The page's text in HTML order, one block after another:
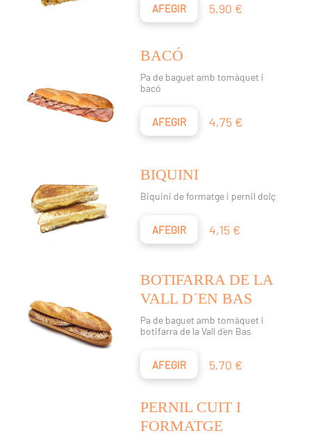
AFEGIR Preu
5,90 €
BACÓ
Pa de baguet amb tomàquet i
bacó
AFEGIR Preu
4,75 €
BIQUINI
Biquini de formatge i pernil dolç
AFEGIR Preu
4,15 €
BOTIFARRA DE LA
VALL D´EN BAS
Pa de baguet amb tomàquet i
botifarra de la Vall d´en Bas
AFEGIR Preu
5,70 €
PERNIL CUIT I
FORMATGE